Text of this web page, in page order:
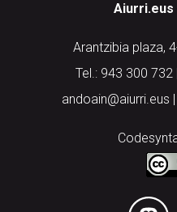
Aiurri.eus
Arantzibia plaza,
Tel.: 943 300 732
andoain@aiurri.eus